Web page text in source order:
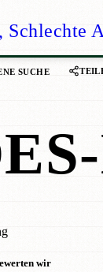
Schlechte
SUCHE
wir